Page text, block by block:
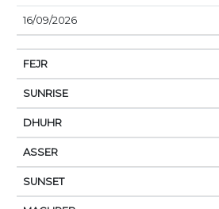
16/09/2026